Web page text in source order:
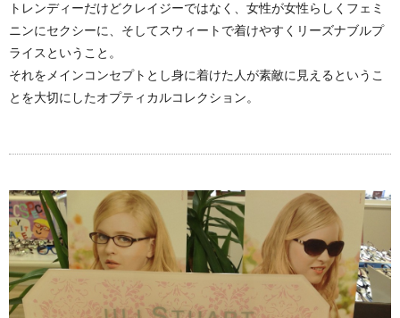
トレンディーだけどクレイジーではなく、女性が女性らしくフェミ
ニンにセクシーに、そしてスウィートで着けやすくリーズナブルプ
ライスということ。
それをメインコンセプトとし身に着けた人が素敵に見えるというこ
とを大切にしたオプティカルコレクション。